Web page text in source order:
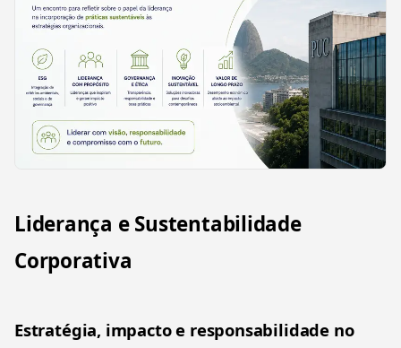
Liderança e Sustentabilidade
Corporativa
Estratégia, impacto e responsabilidade no